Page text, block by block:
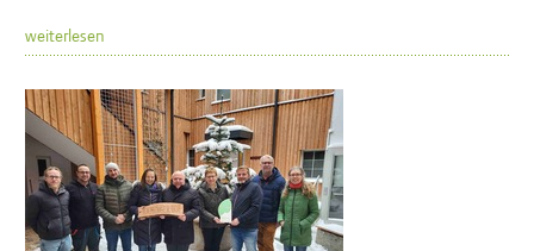
weiterlesen